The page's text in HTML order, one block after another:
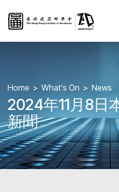
Home What's On News
2024年11月8日
新聞